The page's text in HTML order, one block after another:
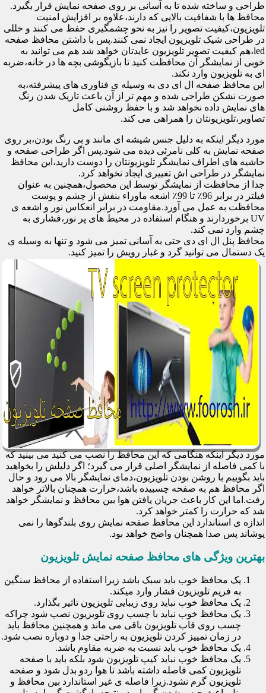
طراحی و ساخته شده تا به آسانی بر روی صفحه نمایش قرار بگیرد.
محافظ ها با شفافیت بالایی که دارند،علاوه بر افزایش امنیت
تلویزیون،کیفیت تصویر را نیز به نحو چشمگیری حفظ می کنند و خللی
در طراحی شیک تلویزیون ایجاد نمی کنند.پس با داشتن محافظ صفحه
led،هم کیفیت تصویر تلویزیون عایدتان خواهد شد هم می توانید به
خوبی از نمایشگر آن محافظت کنید تا بازیگوشی بچه ها در خانه،ضربه
ای به تلویزیون وارد نکند.
این محافظ صفحه ال ای دی به وسیله ی فناوری های پیشرفته،به
صورت نشکن طراحی شده و مهم تر از آن باعث تاریک شدن رنگ
های نمایش داده نخواهد شد و با حفظ روشنی کامل
تصاویر،تلویزیونتان را همراهی می کند.
مورد دیگر اینکه به دلیل جنس شیشه ای مانند و بی رنگ بودن،بر روی
صفحه نمایش به کلی نامرئی دیده می شود.پس اگر طراحی صفحه و
حاشیه های اطراف نمایشگر تلویزیونتان را دوست دارید،این محافظ
نمایشگر در طراحی اش تغییری ایجاد نخواهد کرد.
جدا از محافظت از نمایشگر توسط این محصول،همچنین به عنوان
فیلتر در برابر 96٪ تا 99٪ اشعه ماوراء بنفش از چشم و پوست
محافظت به عمل می آورد.مقاومت در برابر انعکاس نور و اشعه ی
UV برخوردارند و هنگام استفاده در محیط های پر نور،فشاری به
چشم وارد نمی کند.
محافظ پنل ال ای دی حتی به آسانی تمیز می شود و تنها به وسیله ی
یک دستمال می توانید گرد و غبار رویش را تمیز کنید.
مورد دیگر اینکه هنگامی که این محافظ را نصب می کنید می بینید که
با کمی فاصله از نمایشگر اصلی قرار می گیرد؛ اگر دلیلش را بخواهید
باید بگوییم با روشن بودن تلویزیون،دمای نمایشگر بالا می رود و حال
اگر محافظ هم به صفحه چسبیده باشد،حرارت همچنان بالاتر خواهد
رفت.اما این کار باعث جریان یافتن هوا بین محافظ و نمایشگر خواهد
شد که حرارت را کمتر خواهد کرد.
اندازه ی استاندارد این محافظ صفحه نمایش روی بلندگوها را نمی
پوشاند پس صدا همچنان واضح خواهد بود.
بهترین ویژگی های محافظ صفحه نمایش تلویزیون
یک محافظ خوب باید سبک باشد زیرا استفاده از محافظ سنگین
به فریم تلویزیون فشار وارد میکند.
یک محافظ خوب نباید روی زیبایی تلویزیون تاثیر بگذارد.
یک محافظ خوب نباید با چسب روی تلویزیون نصب شود چراکه
چسب روی قاب تلویزیون باقی می ماند و همچنین محافظ باید
در زمان تمییز کردن تلویزیون به راحتی جدا و دوباره نصب شود.
یک محافظ خوب باید نسبت به ضربه مقاوم باشد.
یک محافظ خوب نباید کیپ تلویزیون شود بلکه باید با صفحه
تلویزیون کمی فاصله داشته باشد تا هوا ردو بدل شود و صفحه
تلویزیون گرم نشود.زیرا فاصله ی غیر استاندارد بین محافظ و